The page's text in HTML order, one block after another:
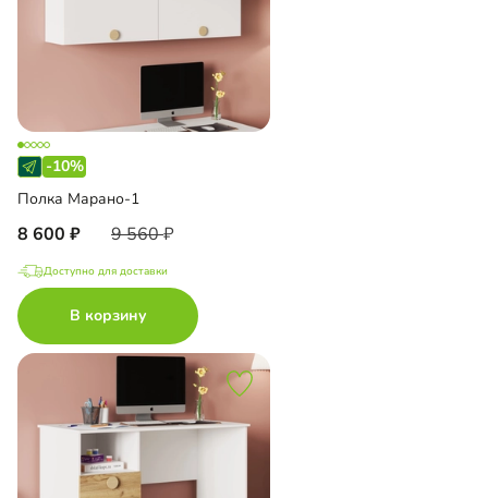
-10%
Полка Марано-1
8 600 9 560
Доступно для доставки
В корзину